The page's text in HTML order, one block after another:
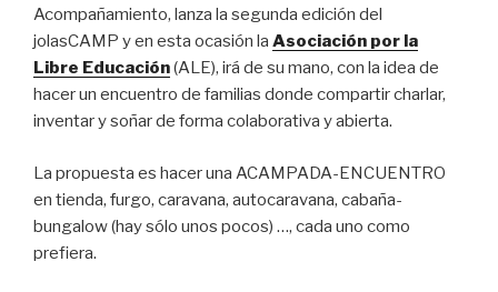
Acompañamiento, lanza la segunda edición del
jolasCAMP y en esta ocasión la Asociación por la
Libre Educación(ALE), irá de su mano, con la idea de
hacer un encuentro de familias donde compartir charlar,
inventar y soñar de forma colaborativa y abierta.
La propuesta es hacer una ACAMPADA-ENCUENTRO
en tienda, furgo, caravana, autocaravana, cabaña-
bungalow (hay sólo unos pocos) …, cada uno como
prefiera.